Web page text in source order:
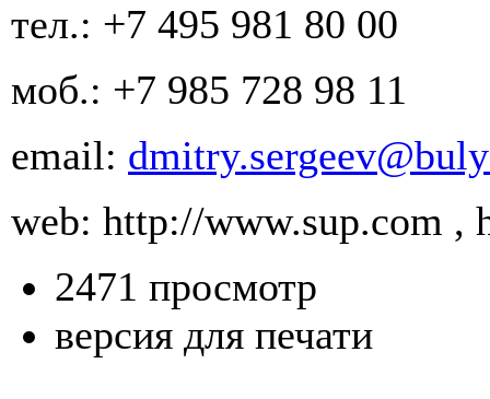
тел.: +7 495 981 80 00
моб.: +7 985 728 98 11
email:
web: http://www.sup.com ,
2471 просмотр
версия для печати